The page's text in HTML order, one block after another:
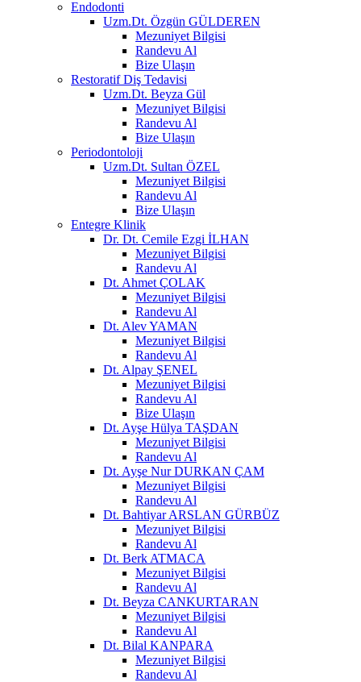
Endodonti
Uzm.Dt. Özgün GÜLDEREN
Mezuniyet Bilgisi
Randevu Al
Bize Ulaşın
Restoratif Diş Tedavisi
Uzm.Dt. Beyza Gül
Mezuniyet Bilgisi
Randevu Al
Bize Ulaşın
Periodontoloji
Uzm.Dt. Sultan ÖZEL
Mezuniyet Bilgisi
Randevu Al
Bize Ulaşın
Entegre Klinik
Dr. Dt. Cemile Ezgi İLHAN
Mezuniyet Bilgisi
Randevu Al
Dt. Ahmet ÇOLAK
Mezuniyet Bilgisi
Randevu Al
Dt. Alev YAMAN
Mezuniyet Bilgisi
Randevu Al
Dt. Alpay ŞENEL
Mezuniyet Bilgisi
Randevu Al
Bize Ulaşın
Dt. Ayşe Hülya TAŞDAN
Mezuniyet Bilgisi
Randevu Al
Dt. Ayşe Nur DURKAN ÇAM
Mezuniyet Bilgisi
Randevu Al
Dt. Bahtiyar ARSLAN GÜRBÜZ
Mezuniyet Bilgisi
Randevu Al
Dt. Berk ATMACA
Mezuniyet Bilgisi
Randevu Al
Dt. Beyza CANKURTARAN
Mezuniyet Bilgisi
Randevu Al
Dt. Bilal KANPARA
Mezuniyet Bilgisi
Randevu Al